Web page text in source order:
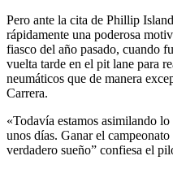
Pero ante la cita de Phillip
rápidamente una poderosa
fiasco del año pasado, cuando
vuelta tarde en el pit lane para
neumáticos que de manera
Carrera.
«Todavía estamos asimilando
unos días. Ganar el
verdadero sueño” confiesa el